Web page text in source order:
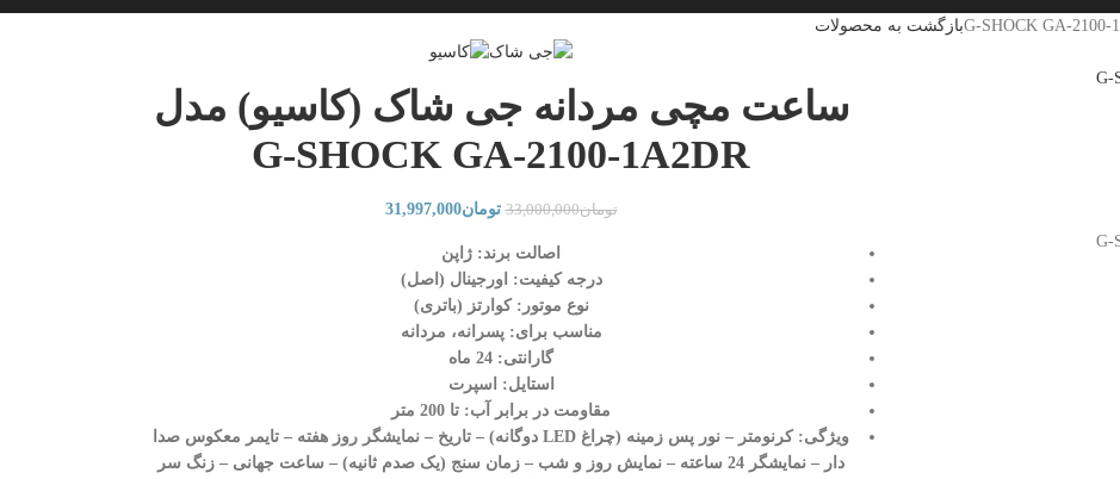
بازگشت به محصولات
ساعت مچی مردانه جی شاک (کاسیو) مدل
G-SHOCK GA-2100-1A2DR
تومان33,000,000 تومان31,997,000
اصالت برند: ژاپن
درجه کیفیت: اورجینال (اصل)
نوع موتور: کوارتز (باتری)
مناسب برای: پسرانه، مردانه
گارانتی: 24 ماه
استایل: اسپرت
مقاومت در برابر آب: تا 200 متر
ویژگی: کرنومتر – نور پس زمینه (چراغ LED دوگانه) – تاریخ – نمایشگر روز هفته – تایمر معکوس صدا
دار – نمایشگر 24 ساعته – نمایش روز و شب – زمان سنج (یک صدم ثانیه) – ساعت جهانی – زنگ سر